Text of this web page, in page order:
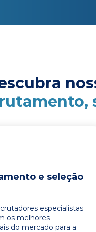
e seleção
especialistas
os melhores
do mercado para a